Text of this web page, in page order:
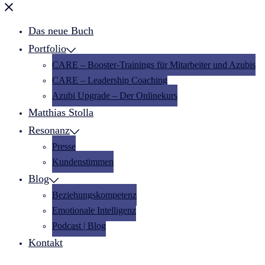
Menü
Das neue Buch
Portfolio
CARE – Booster-Trainings für Mitarbeiter und Azubis
CARE – Leadership Coaching
Azubi Upgrade – Der Onlinekurs
Matthias Stolla
Resonanz
Presse
Kundenstimmen
Blog
Beziehungskompetenz
Emotionale Intelligenz
Podcast | Blog
Kontakt